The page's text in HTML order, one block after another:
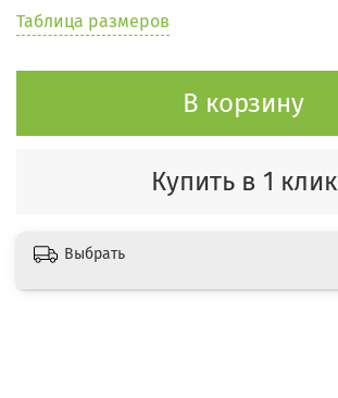
Таблица размеров
В корзину
Купить в 1 клик
Выбрать